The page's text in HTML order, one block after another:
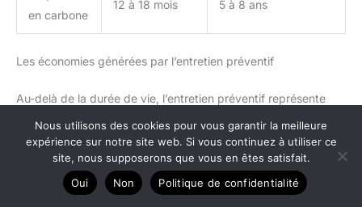
en carbone
12 à 18 mois 5 à 8 ans
Les économies générées par l’entretien préventif
Au-delà de la durée de vie, l’entretien préventif représente
une économie réelle. Remplacer une paire de béquilles coûte
entre 30 et 200 euros selon le modèle, sans compter les frais
annexes liés à une chute ou à une blessure supplémentaire.
En consacrant quelques minutes par semaine à l’entretien,
Nous utilisons des cookies pour vous garantir la meilleure
expérience sur notre site web. Si vous continuez à utiliser ce
site, nous supposerons que vous en êtes satisfait.
Oui
Non Politique de confidentialité